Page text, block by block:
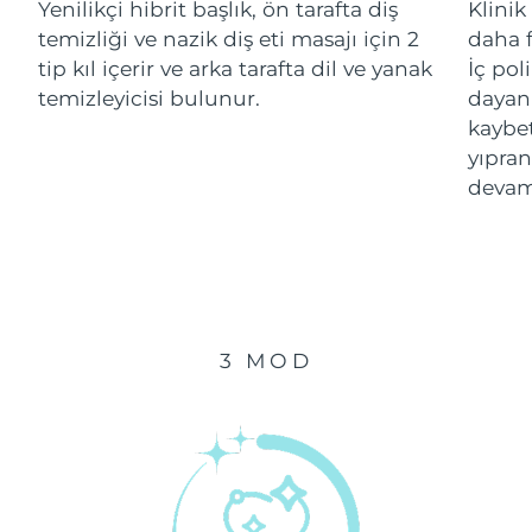
Yenilikçi hibrit başlık, ön tarafta diş
temizliği ve nazik diş eti masajı için 2
tip kıl içerir ve arka tarafta dil ve yanak
temizleyicisi bulunur.
Klinik
daha
İç
3 MOD
Çin Makao ÖİB Tahmini teslim tarihi 8/14/26
Malezya 8/15/26
8/12/26
Tahmini teslim tarihi
Tahmini teslim tarihi